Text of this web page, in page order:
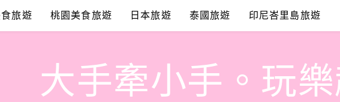
旅遊 桃園美食旅遊 日本旅遊 泰國旅遊 印尼峇里島旅遊
大手牽小手。玩